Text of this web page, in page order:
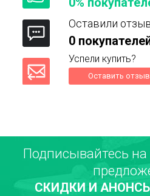
Оставили
0
Успели купить?
Оставить отзыв
Ваше имя
Подписывайтесь
СКИДКИ И